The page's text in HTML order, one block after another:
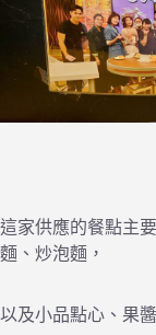
這家供應的餐點主
麵、炒泡麵，
以及小品點心、果